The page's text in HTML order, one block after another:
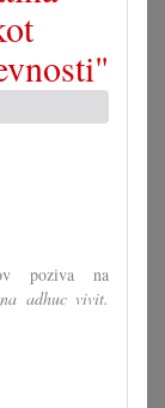
poziva na
adhuc vivit.